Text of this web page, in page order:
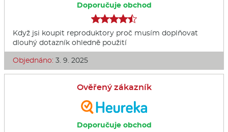
Doporučuje obchod
Když jsi koupit reproduktory proč musím doplňovat
dlouhý dotazník ohledně použití
Objednáno: 3. 9. 2025
Ověřený zákazník
Doporučuje obchod